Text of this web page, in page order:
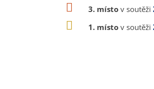
3. místo v soutěži
1. místo v soutěži